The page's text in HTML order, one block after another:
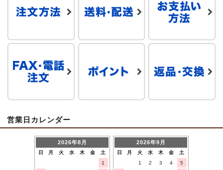
営業日カレンダー
2026年8月
日 月 火 水 木 金
土
1
2026年9月
日 月 火 水 木 金
土
1
2 3 4
5